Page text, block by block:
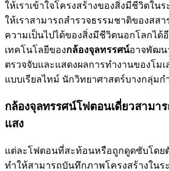
ให้เราเข้าใจโครงสร้างของสิ่งมีชีวิตใน
ให้เราสามารถสำรวจธรรมชาติของสส
ความเป็นไปได้ของสิ่งมีชีวิตนอกโลกได้
เทคโนโลยีของกล้องจุลทรรศน์อาจพัฒน
ตรวจจับและแสดงผลการทำงานของโมเ
แบบเรียลไทม์ นักวิทยาศาสตร์บางกลุ่มก
กล้องจุลทรรศน์โฟตอนเดี่ยวสามา
แสง
แต่ละโฟตอนที่สะท้อนหรือถูกดูดซับโดย
ทำให้สามารถบันทึกภาพโครงสร้างในร